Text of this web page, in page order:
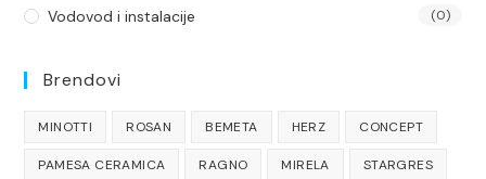
Vodovod i instalacije (0)
Brendovi
MINOTTI ROSAN BEMETA HERZ CONCEPT
PAMESA CERAMICA RAGNO MIRELA STARGRES